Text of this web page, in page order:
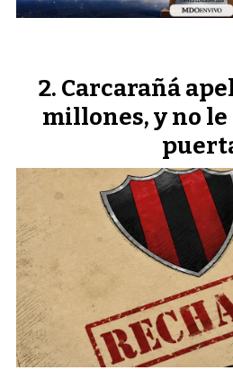
Carcarañá
millones, y no